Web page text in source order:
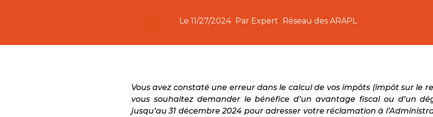
Le 11/27/2024 Par Expert Réseau des ARAPL
Vous avez constaté une erreur dans le calcul de vos impôts (impôt sur le
vous souhaitez demander le bénéfice d’un avantage fiscal ou d’un
jusqu’au 31 décembre 2024 pour adresser votre réclamation à